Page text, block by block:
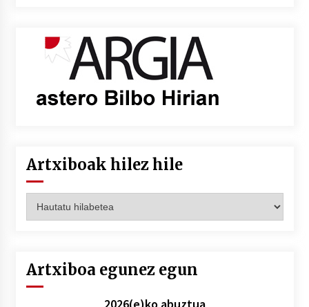
Artxiboak hilez hile
hilez
Artxiboa egunez egun